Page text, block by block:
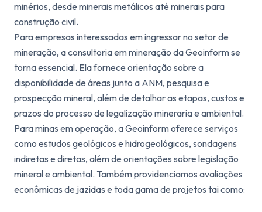
minérios, desde minerais metálicos até minerais para
construção civil.
Para empresas interessadas em ingressar no setor de
mineração, a consultoria em mineração da Geoinform se
torna essencial. Ela fornece orientação sobre a
disponibilidade de áreas junto a ANM, pesquisa e
prospecção mineral, além de detalhar as etapas, custos e
prazos do processo de legalização mineraria e ambiental.
Para minas em operação, a Geoinform oferece serviços
como estudos geológicos e hidrogeológicos, sondagens
indiretas e diretas, além de orientações sobre legislação
mineral e ambiental. Também providenciamos avaliações
econômicas de jazidas e toda gama de projetos tai como: